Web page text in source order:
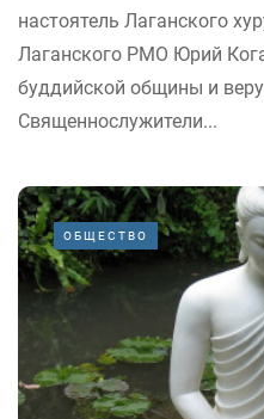
настоятель Лаганского
Лаганского РМО Юрий
буддийской общины и
Священнослужители...
ОБЩЕСТВО